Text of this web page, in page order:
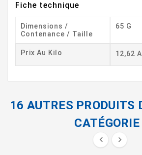
Fiche technique
Dimensions /
Contenance / Taille
65 G
Prix Au Kilo 12,62
16 AUTRES PRODUITS
CATÉGORIE
 